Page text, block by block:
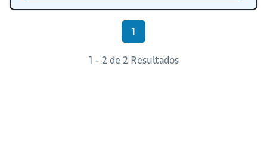
1
1 - 2 de 2 Resultados